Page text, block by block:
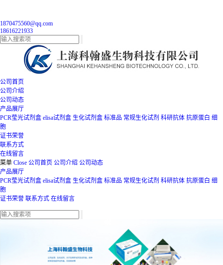
1870475560@qq.com
18616221933
公司首页
公司介绍
公司动态
产品展厅
PCR莹光试剂盒 elisa试剂盒 生化试剂盒 标准品 常规生化试剂 科研抗体 抗原蛋白 细
胞
证书荣誉
联系方式
在线留言
菜单 Close 公司首页 公司介绍 公司动态
产品展厅
PCR莹光试剂盒 elisa试剂盒 生化试剂盒 标准品 常规生化试剂 科研抗体 抗原蛋白 细
胞
证书荣誉 联系方式 在线留言